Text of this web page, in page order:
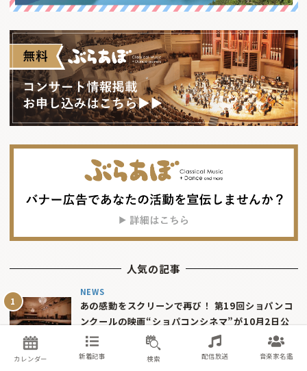
人気の記事
NEWS
あの感動をスクリーンで再び！ 第19回ショパンコ
ンクールの映画“ショパコンシネマ”が10月2日公
開決定
2026年7月31日
カレンダー 新着記事 検索 配信放送 音楽家名鑑